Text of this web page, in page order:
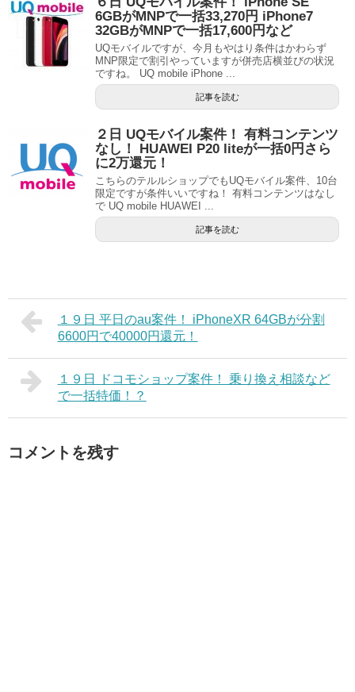
6GBがMNPで一括33,270円 iPhone7
32GBがMNPで一括17,600円など
UQモバイルですが、今月もやはり条件はかわらず
MNP限定で割引やっていますが併売店横並びの状況
ですね。 UQ mobile iPhone ...
記事を読む
２日 UQモバイル案件！ 有料コンテンツ
なし！ HUAWEI P20 liteが一括0円さら
に2万還元！
こちらのテルルショップでもUQモバイル案件、10台
限定ですが条件いいですね！ 有料コンテンツはなし
で UQ mobile HUAWEI ...
記事を読む
１９日 平日のau案件！ iPhoneXR 64GBが分割
6600円で40000円還元！
１９日 ドコモショップ案件！ 乗り換え相談など
で一括特価！？
コメントを残す